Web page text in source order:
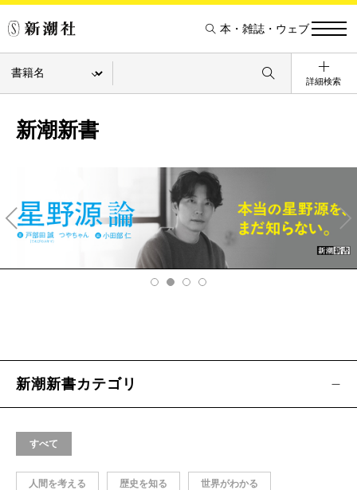
本・雑誌・ウェブ
詳細検索
新潮新書
v
Ne
xt
新潮新書カテゴリ
すべて
人間を考える 歴史を知る 世界がわかる